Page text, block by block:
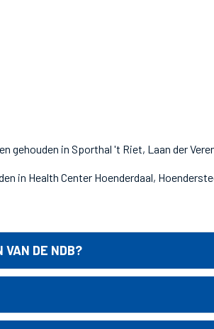
gehouden in Sporthal 't Riet, Laan der
in Health Center Hoenderdaal,
VAN DE NDB?